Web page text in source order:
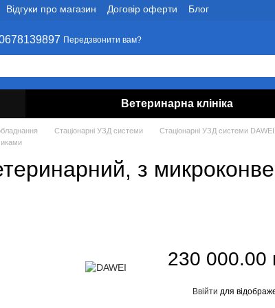
Відгуки про магазин Договір оферти
Блог
Передзвонити вам?
Ветеринарна клініка
Стаціонарні УЗД системи
Стаціонарні УЗД системи DAWEI
з
230 000.00
Ввійти для